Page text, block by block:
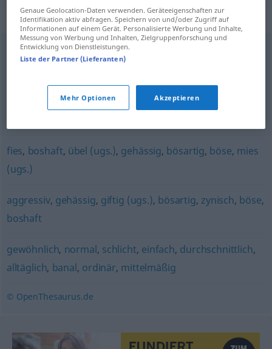
Synonyme für "gemein"
bösartig,fies (rheinisch),böse
fies, boshaft, übel (ugs.), gehässig, bösartig, böse, mies
(ugs.)
aggressiv, gehässig, giftig (ugs.), bösartig, zynisch, böse,
boshaft
gewöhnlich, normal, schlicht, einfach, durchschnittlich,
alltäglich, banal, ordinär, mittelmäßig
© OpenThesaurus.de
Genaue Geolocation-Daten verwenden. Geräteeigenschaften zur
Identifikation aktiv abfragen. Speichern von und/oder Zugriff auf
Informationen auf einem Gerät. Personalisierte Werbung und Inhalte,
Messung von Werbung und Inhalten, Zielgruppenforschung und
Entwicklung von Dienstleistungen.
Liste der Partner (Lieferanten)
Mehr Optionen Akzeptieren